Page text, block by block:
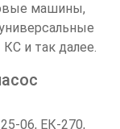
машины,
и так далее.
06, ЕК-270,